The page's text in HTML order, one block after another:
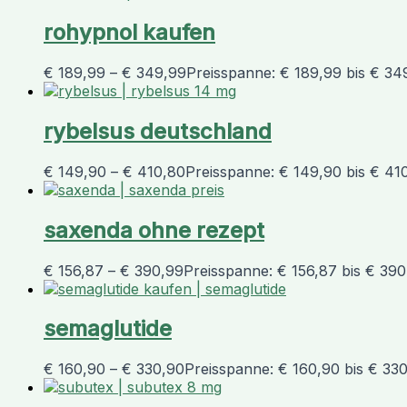
rohypnol kaufen
€ 189,99 – € 349,99Preisspanne: € 189,99 bis €
rybelsus deutschland
€ 149,90 – € 410,80Preisspanne: € 149,90 bis €
saxenda ohne rezept
€ 156,87 – € 390,99Preisspanne: € 156,87 bis €
semaglutide
€ 160,90 – € 330,90Preisspanne: € 160,90 bis €